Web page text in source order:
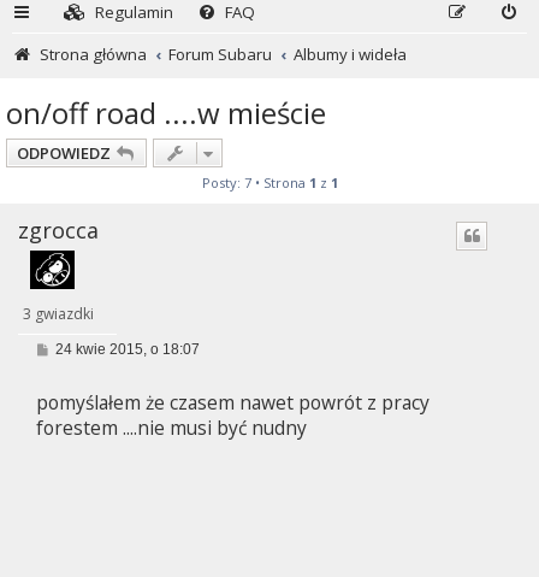
Regulamin
FAQ
Strona główna
Forum Subaru Albumy i wideła
on/off road ....w mieście
ODPOWIEDZ
Posty: 7 • Strona 1 z 1
zgrocca
3 gwiazdki
P
t
24 kwie 2015, o 18:07
pomyślałem że czasem nawet powrót z pracy
forestem ....nie musi być nudny